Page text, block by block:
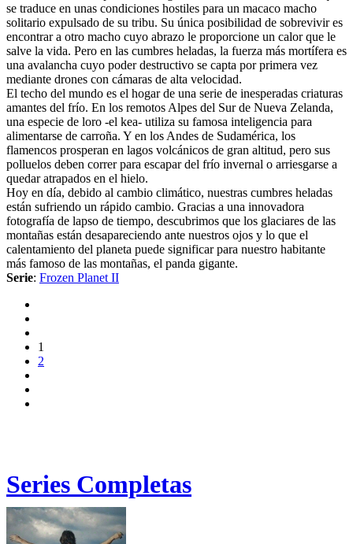
se traduce en unas condiciones hostiles para un macaco macho
solitario expulsado de su tribu. Su única posibilidad de sobrevivir es
encontrar a otro macho cuyo abrazo le proporcione un calor que le
salve la vida. Pero en las cumbres heladas, la fuerza más mortífera es
una avalancha cuyo poder destructivo se capta por primera vez
mediante drones con cámaras de alta velocidad.
El techo del mundo es el hogar de una serie de inesperadas criaturas
amantes del frío. En los remotos Alpes del Sur de Nueva Zelanda,
una especie de loro -el kea- utiliza su famosa inteligencia para
alimentarse de carroña. Y en los Andes de Sudamérica, los
flamencos prosperan en lagos volcánicos de gran altitud, pero sus
polluelos deben correr para escapar del frío invernal o arriesgarse a
quedar atrapados en el hielo.
Hoy en día, debido al cambio climático, nuestras cumbres heladas
están sufriendo un rápido cambio. Gracias a una innovadora
fotografía de lapso de tiempo, descubrimos que los glaciares de las
montañas están desapareciendo ante nuestros ojos y lo que el
calentamiento del planeta puede significar para nuestro habitante
más famoso de las montañas, el panda gigante.
Serie: Frozen Planet II
1
2
Series Completas